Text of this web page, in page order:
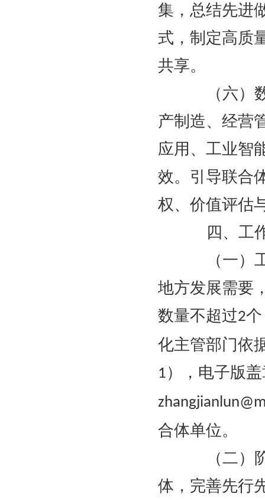
集，总结先进
式，制定高质
共享。
（六）数
产制造、经营
应用、工业智
效。引导联合
权、价值评估
四、工
（一）工
地方发展需要
数量不超过2
化主管部门依
1），电子版
合体单位。
（二）阶
体，完善先行